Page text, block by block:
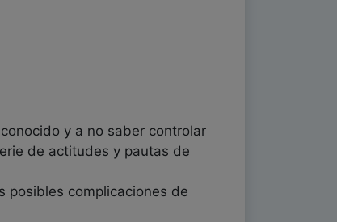
y a no saber controlar
de actitudes y pautas de
posibles complicaciones de